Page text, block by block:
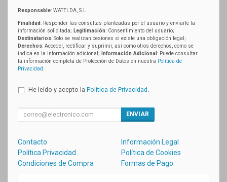
Responsable: WATELDA, S.L.
Finalidad: Responder las consultas planteadas por el usuario y enviarle la
información solicitada; Legitimación: Consentimiento del usuario;
Destinatarios: Solo se realizan cesiones si existe una obligación legal;
Derechos: Acceder, rectificar y suprimir, así como otros derechos, como se
indica en la información adicional;
Información Adicional : Puede consultar
la información completa de Protección de Datos en nuestra Política de
Privacidad
He leído y acepto la Política de Privacidad
ENVIAR
Contacto
Información Legal
Política Privacidad
Política de Cookies
Condiciones de Compra
Formas de Pago